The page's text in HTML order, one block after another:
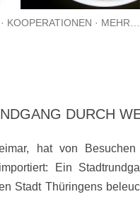
KOOPERATIONEN MEHR…
DURCH
hat von
Ein
Stadt Thüringens